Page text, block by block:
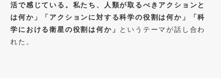
活で感じている。私たち、人類が取るべきアクションと
は何か」「アクションに対する科学の役割は何か」「科
学における衛星の役割は何か」 というテーマが話し合わ
れた。